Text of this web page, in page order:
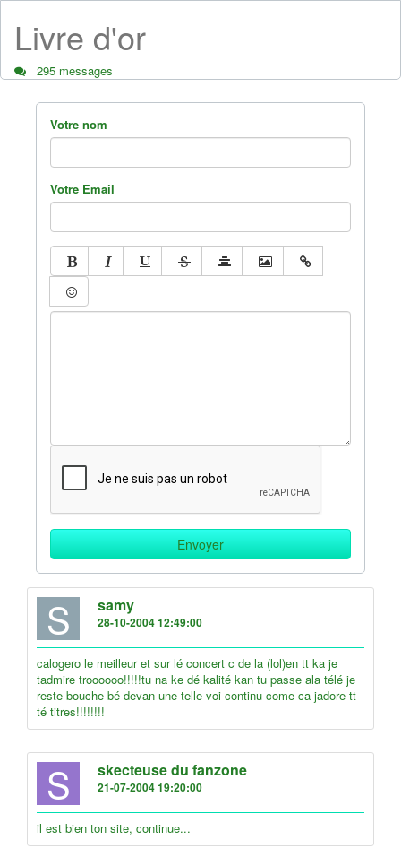
Livre d'or
295 messages
Votre nom
Votre Email
S samy
28-10-2004 12:49:00
calogero le meilleur et sur lé concert c de la (lol)en tt ka je
tadmire troooooo!!!!!tu na ke dé kalité kan tu passe ala télé je
reste bouche bé devan une telle voi continu come ca jadore tt
té titres!!!!!!!!
S skecteuse du fanzone
21-07-2004 19:20:00
il est bien ton site, continue...